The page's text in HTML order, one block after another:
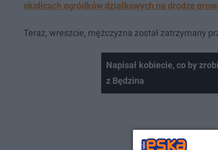
okolicach ogródków działkowych na drodze
Teraz, wreszcie, mężczyzna został zatrzymany
Napisał kobiecie, co by
z Będzina